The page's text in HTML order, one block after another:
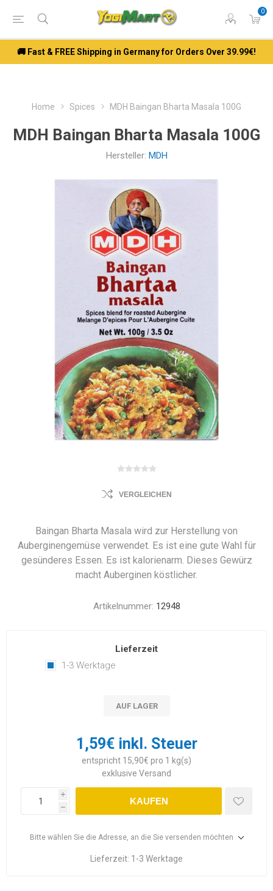
0
🚚 Fast & FREE Shipping in Germany for Orders Over 39.99€!
Home Spices MDH Baingan Bharta Masala 100G
MDH Baingan Bharta Masala 100G
Hersteller: MDH
VERGLEICHEN
Baingan Bharta Masala wird zur Herstellung von
Auberginengemüse verwendet. Es ist eine gute Wahl für
gesünderes Essen. Es ist kalorienarm. Dieses Gewürz
macht Auberginen köstlicher.
Artikelnummer: 12948
Lieferzeit
1-3 Werktage
AUF LAGER
1,59€ inkl. Steuer
entspricht 15,90€ pro 1 kg(s)
exklusive Versand
i
h
KAUFEN
Bitte wählen Sie die Adresse, an die Sie versenden möchten
Lieferzeit: 1-3 Werktage